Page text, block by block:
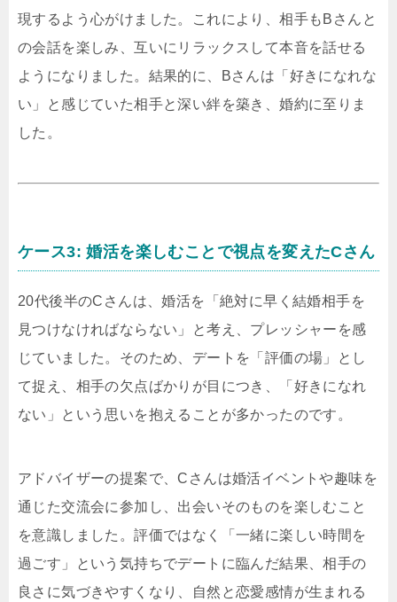
現するよう心がけました。これにより、相手もBさんと
の会話を楽しみ、互いにリラックスして本音を話せる
ようになりました。結果的に、Bさんは「好きになれな
い」と感じていた相手と深い絆を築き、婚約に至りま
した。
ケース3: 婚活を楽しむことで視点を変えたCさん
20代後半のCさんは、婚活を「絶対に早く結婚相手を
見つけなければならない」と考え、プレッシャーを感
じていました。そのため、デートを「評価の場」とし
て捉え、相手の欠点ばかりが目につき、「好きになれ
ない」という思いを抱えることが多かったのです。
アドバイザーの提案で、Cさんは婚活イベントや趣味を
通じた交流会に参加し、出会いそのものを楽しむこと
を意識しました。評価ではなく「一緒に楽しい時間を
過ごす」という気持ちでデートに臨んだ結果、相手の
良さに気づきやすくなり、自然と恋愛感情が生まれる